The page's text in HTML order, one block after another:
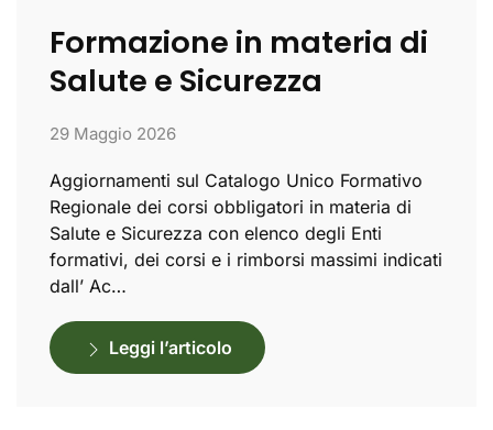
Formazione in materia di
Salute e Sicurezza
29 Maggio 2026
Aggiornamenti sul Catalogo Unico Formativo
Regionale dei corsi obbligatori in materia di
Salute e Sicurezza con elenco degli Enti
formativi, dei corsi e i rimborsi massimi indicati
dall’ Ac…
Leggi l’articolo